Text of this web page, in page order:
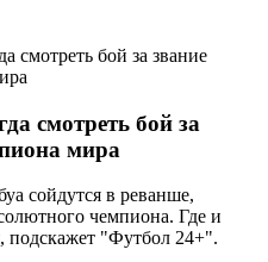
смотреть бой за звание
смотреть бой за
мира
сойдутся в реванше,
чемпиона. Где и
подскажет "Футбол 24+".